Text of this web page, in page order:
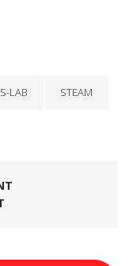
LAB STEAM